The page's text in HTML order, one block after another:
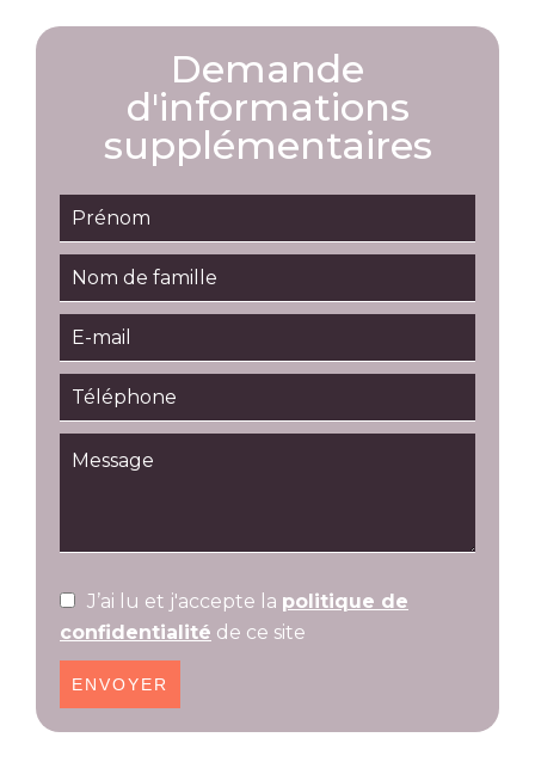
Demande
d'informations
supplémentaires
J’ai lu et j'accepte la politique de
confidentialité de ce site
ENVOYER